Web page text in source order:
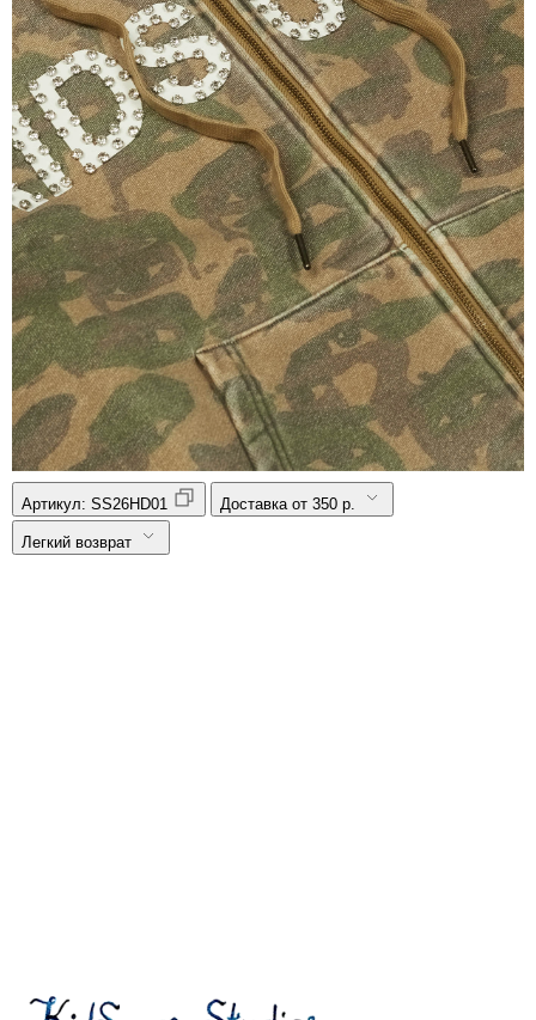
Артикул: SS26HD01 Доставка от 350 р.
Легкий возврат